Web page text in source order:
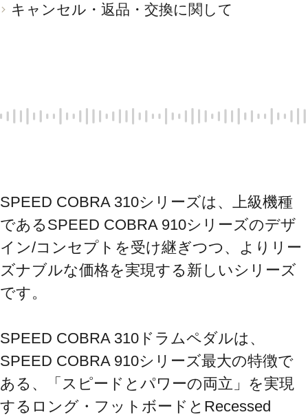
キャンセル・返品・交換に関して
SPEED COBRA 310シリーズは、上級機種
であるSPEED COBRA 910シリーズのデザ
イン/コンセプトを受け継ぎつつ、よりリー
ズナブルな価格を実現する新しいシリーズ
です。
SPEED COBRA 310ドラムペダルは、
SPEED COBRA 910シリーズ最大の特徴で
ある、「スピードとパワーの両立」を実現
するロング・フットボードとRecessed